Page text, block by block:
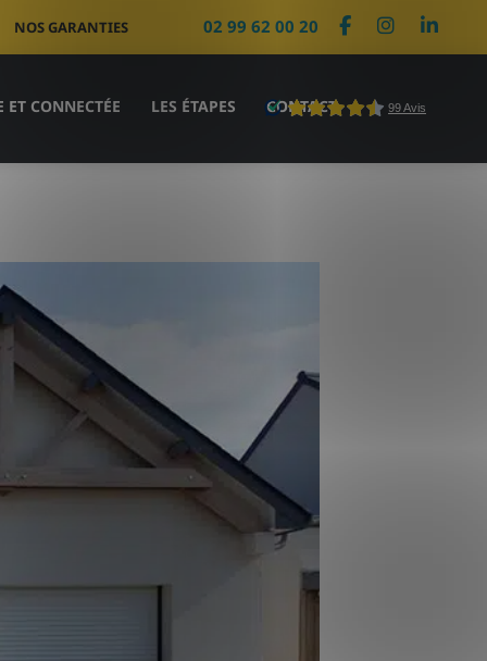
NOS GARANTIES 02 99 62 00 20
CONNECTÉE LES ÉTAPES CONTACT